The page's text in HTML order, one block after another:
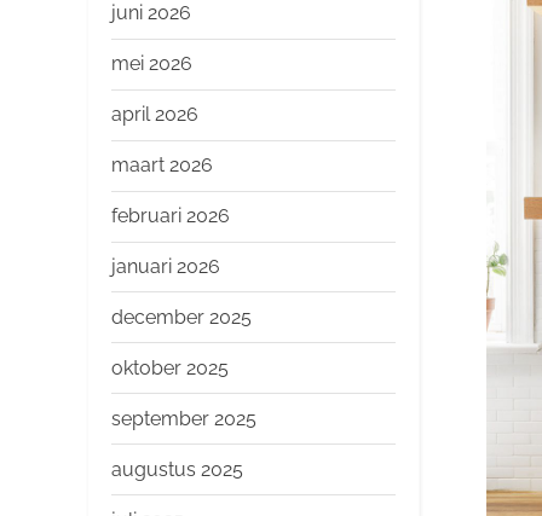
e
h
juni 2026
mei 2026
april 2026
maart 2026
februari 2026
januari 2026
december 2025
oktober 2025
september 2025
augustus 2025